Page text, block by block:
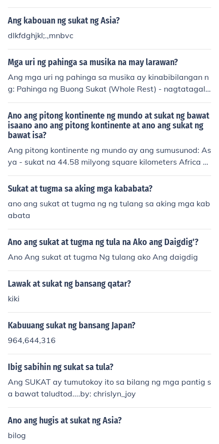
Ang kabouan ng sukat ng Asia?
dlkfdghjkl;.,mnbvc
Mga uri ng pahinga sa musika na may larawan?
Ang mga uri ng pahinga sa musika ay kinabibilangan n
g: Pahinga ng Buong Sukat (Whole Rest) - nagtatagal
ng buong sukat at walang tunog. Pahinga ng Kalahatin
g Sukat (Half Rest) - tumatagal ng kalahating sukatan.
Pahinga ng Kwartong Sukat (Quarter Rest) - umaabot
sa isang kwarto ng sukat. Ang bawat uri ng pahinga a
y may kani-kaniyang simbolo at mahalaga para sa tam
ang ritmo at pag-unawa sa musika.
Ano ang pitong kontinente ng mundo at sukat ng bawat
isaano ano ang pitong kontinente at ano ang sukat ng
bawat isa?
Ang pitong kontinente ng mundo ay ang sumusunod: As
ya - sukat na 44.58 milyong square kilometers Africa -
sukat na 30.37 milyong square kilometers Hilagang Am
erika - sukat na 24.71 milyong square kilometers Timog
tarctica - sukat na 14 milyong square kilometers Europ
a - sukat na 10.18 milyong square kilometers Australia
- sukat na 7.68 milyong square kilometers Ito ang mga
sukat ng bawat kontinente sa mundo.
Sukat at tugma sa aking mga kababata?
ano ang sukat at tugma ng ng tulang sa aking mga kab
abata
Ano ang sukat at tugma ng tula na Ako ang Daigdig'?
Ano Ang sukat at tugma Ng tulang ako Ang daigdig
Lawak at sukat ng bansang qatar?
kiki
Kabuuang sukat ng bansang Japan?
964,644,316
Ibig sabihin ng sukat sa tula?
Ang SUKAT ay tumutokoy ito sa bilang ng mga pantig s
a bawat taludtod....by: chrislyn_joy
Ano ang hugis at sukat ng Asia?
bilog